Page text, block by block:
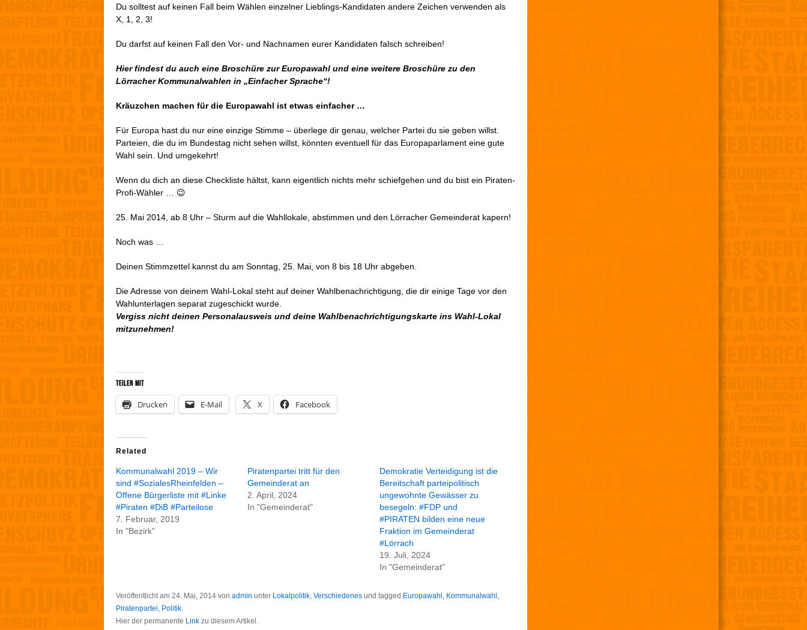
Du solltest auf keinen Fall beim Wählen einzelner Lieblings-Kandidaten andere Zeichen verwenden als
X, 1, 2, 3!
Du darfst auf keinen Fall den Vor- und Nachnamen eurer Kandidaten falsch schreiben!
Hier findest du auch eine Broschüre zur Europawahl und eine weitere Broschüre zu den
Lörracher Kommunalwahlen in „Einfacher Sprache“!
Kräuzchen machen für die Europawahl ist etwas einfacher …
Für Europa hast du nur eine einzige Stimme – überlege dir genau, welcher Partei du sie geben willst.
Parteien, die du im Bundestag nicht sehen willst, könnten eventuell für das Europaparlament eine gute
Wahl sein. Und umgekehrt!
Wenn du dich an diese Checkliste hältst, kann eigentlich nichts mehr schiefgehen und du bist ein Piraten-
Profi-Wähler … 😉
25. Mai 2014, ab 8 Uhr – Sturm auf die Wahllokale, abstimmen und den Lörracher Gemeinderat kapern!
Noch was …
Deinen Stimmzettel kannst du am Sonntag, 25. Mai, von 8 bis 18 Uhr abgeben.
Die Adresse von deinem Wahl-Lokal steht auf deiner Wahlbenachrichtigung, die dir einige Tage vor den
Wahlunterlagen separat zugeschickt wurde.
Vergiss nicht deinen Personalausweis und deine Wahlbenachrichtigungskarte ins Wahl-Lokal
mitzunehmen!
Teilen mit
Drucken E-Mail X Facebook
Related
Kommunalwahl 2019 – Wir
sind #SozialesRheinfelden –
Offene Bürgerliste mit #Linke
#Piraten #DiB #Parteilose
7. Februar, 2019
In "Bezirk"
Piratenpartei tritt für den
Gemeinderat an
2. April, 2024
In "Gemeinderat"
Demokratie Verteidigung ist die
Bereitschaft parteipolitisch
ungewohnte Gewässer zu
besegeln: #FDP und
#PIRATEN bilden eine neue
Fraktion im Gemeinderat
#Lörrach
19. Juli, 2024
In "Gemeinderat"
Veröffentlicht am 24. Mai, 2014 von admin unter Lokalpolitik, Verschiedenes und tagged Europawahl, Kommunalwahl,
Piratenpartei, Politik.
Hier der permanente Link zu diesem Artikel.